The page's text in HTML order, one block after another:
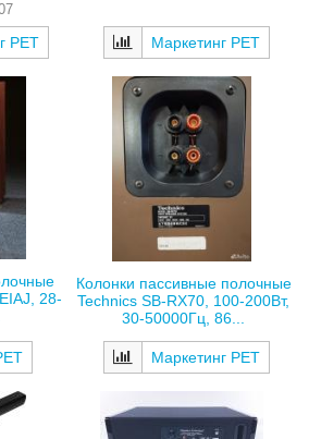
РЕТ Маркетинг РЕТ
28-
Колонки пассивные полочные
Technics SB-RX70, 100-200Вт,
30-50000Гц, 86...
Маркетинг РЕТ